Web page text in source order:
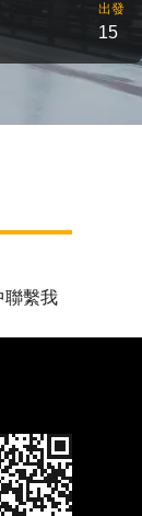
出發
15
聯繫我